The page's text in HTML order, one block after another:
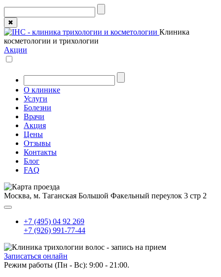
✖
Клиника
косметологии и трихологии
Акции
О клинике
Услуги
Болезни
Врачи
Акция
Цены
Отзывы
Контакты
Блог
FAQ
Москва, м. Таганская Большой Факельный переулок 3 стр 2
+7 (495) 04 92 269
+7 (926) 991-77-44
Записаться онлайн
Режим работы (Пн - Вс): 9:00 - 21:00.